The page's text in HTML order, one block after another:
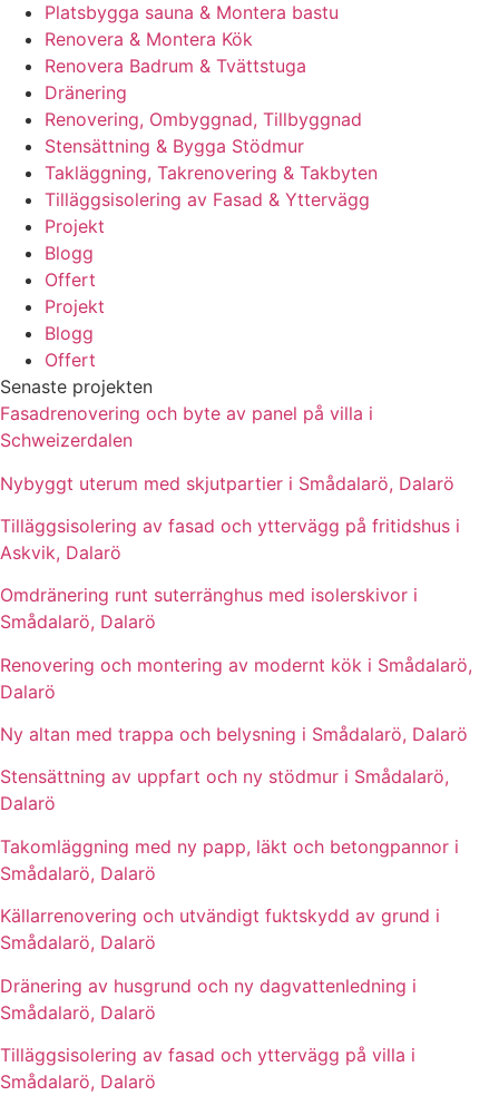
Platsbygga sauna & Montera bastu
Renovera & Montera Kök
Renovera Badrum & Tvättstuga
Dränering
Renovering, Ombyggnad, Tillbyggnad
Stensättning & Bygga Stödmur
Takläggning, Takrenovering & Takbyten
Tilläggsisolering av Fasad & Yttervägg
Projekt
Blogg
Offert
Projekt
Blogg
Offert
Senaste projekten
Fasadrenovering och byte av panel på villa i
Schweizerdalen
Nybyggt uterum med skjutpartier i Smådalarö, Dalarö
Tilläggsisolering av fasad och yttervägg på fritidshus i
Askvik, Dalarö
Omdränering runt suterränghus med isolerskivor i
Smådalarö, Dalarö
Renovering och montering av modernt kök i Smådalarö,
Dalarö
Ny altan med trappa och belysning i Smådalarö, Dalarö
Stensättning av uppfart och ny stödmur i Smådalarö,
Dalarö
Takomläggning med ny papp, läkt och betongpannor i
Smådalarö, Dalarö
Källarrenovering och utvändigt fuktskydd av grund i
Smådalarö, Dalarö
Dränering av husgrund och ny dagvattenledning i
Smådalarö, Dalarö
Tilläggsisolering av fasad och yttervägg på villa i
Smådalarö, Dalarö